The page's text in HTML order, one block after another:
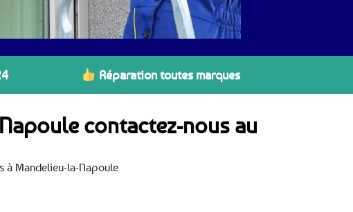
Réparation toutes marques
contactez-nous au
à Mandelieu-la-Napoule